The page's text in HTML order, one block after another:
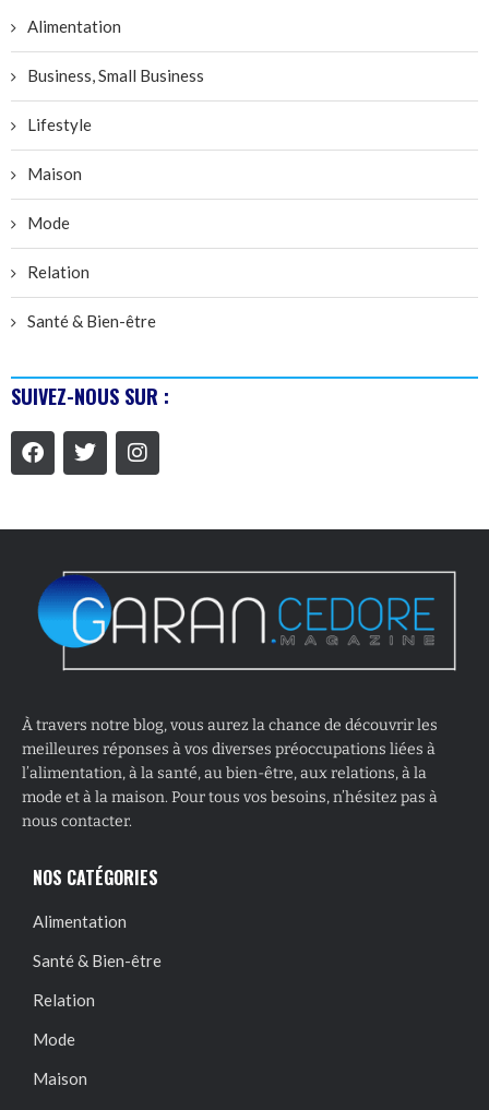
Alimentation
Business, Small Business
Lifestyle
Maison
Mode
Relation
Santé & Bien-être
SUIVEZ-NOUS SUR :
À travers notre blog, vous aurez la chance de découvrir les
meilleures réponses à vos diverses préoccupations liées à
l’alimentation, à la santé, au bien-être, aux relations, à la
mode et à la maison. Pour tous vos besoins, n’hésitez pas à
nous contacter.
NOS CATÉGORIES
Alimentation
Santé & Bien-être
Relation
Mode
Maison